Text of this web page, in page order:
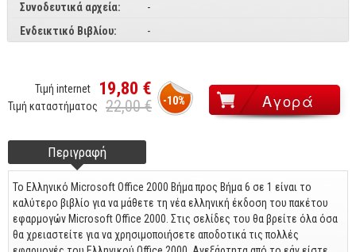
Πολυμέσα
Internet
Προγραμματισμός
Γενικά
Γενικά Θέματα
Business
Συνοδευτικά αρχεία:
-
Ενδεικτικό Βιβλίου:
-
-10%
Τιμή internet 19,80 €
Τιμή καταστήματος 22,00 €
Footer tabs
Περιγραφή
καρτέλα)
Το Ελληνικό Microsoft Office 2000 Βήμα προς Βήμα 6 σε 1 είναι το
καλύτερο βιβλίο για να μάθετε τη νέα ελληνική έκδο­ση του πακέτου
εφαρμογών Microsoft Office 2000. Στις σελί­δες του θα βρείτε όλα όσα
θα χρειαστείτε για να χρησιμοποι­ήσετε αποδοτικά τις πολλές